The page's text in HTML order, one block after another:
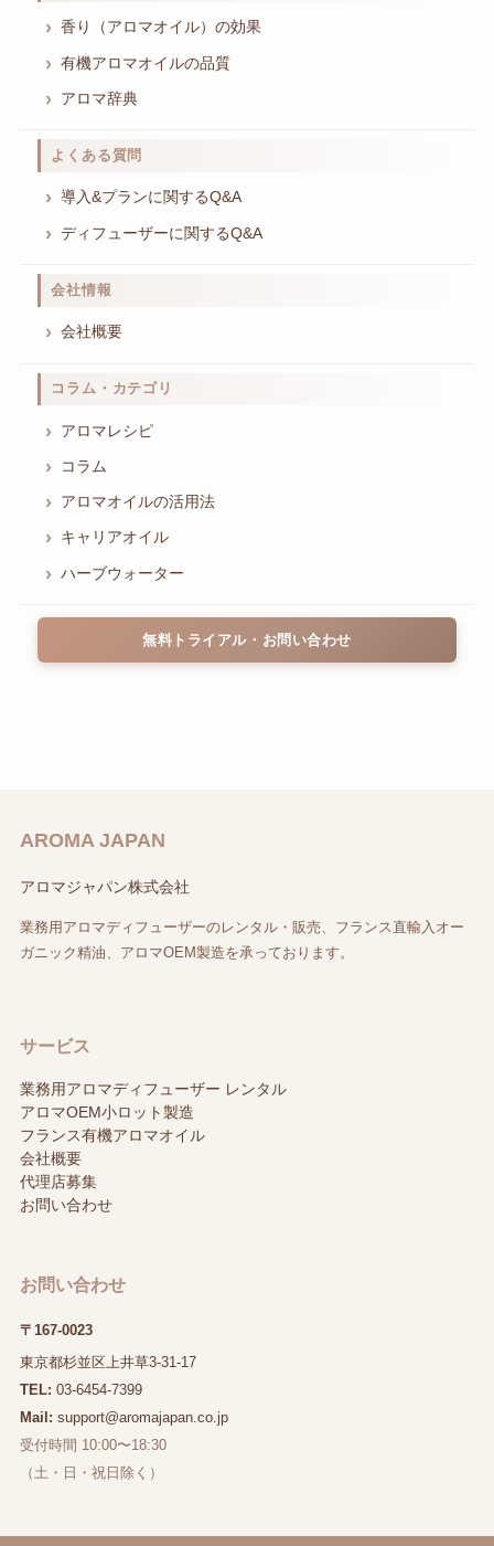
香り（アロマオイル）の効果
有機アロマオイルの品質
アロマ辞典
よくある質問
導入&プランに関するQ&A
ディフューザーに関するQ&A
会社情報
会社概要
コラム・カテゴリ
アロマレシピ
コラム
アロマオイルの活用法
キャリアオイル
ハーブウォーター
無料トライアル・お問い合わせ
AROMA JAPAN
アロマジャパン株式会社
業務用アロマディフューザーのレンタル・販売、フランス直輸入オー
ガニック精油、アロマOEM製造を承っております。
サービス
業務用アロマディフューザー レンタル
アロマOEM小ロット製造
フランス有機アロマオイル
会社概要
代理店募集
お問い合わせ
お問い合わせ
〒167-0023
東京都杉並区上井草3-31-17
TEL: 03-6454-7399
Mail: support@aromajapan.co.jp
受付時間 10:00〜18:30
（土・日・祝日除く）